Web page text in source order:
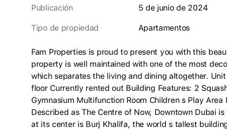
Publicación 5 de junio de 2024
Tipo de propiedad apartamentos
Fam Properties is proud to present you with this
property is well maintained with one of the most
which separates the living and dining altogether.
floor Currently rented out Building Features: 2
Gymnasium Multifunction Room Children s Play
Described as The Centre of Now, Downtown Dubai
at its center is Burj Khalifa, the world s tallest